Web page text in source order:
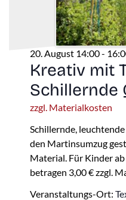
20. August 14:00-
Kreativ mit
Schillernde
zzgl. Materialkosten
Schillernde,
den Martinsumzug
Material. Für Kinder
betragen 3,00 € zzgl.
Veranstaltungs-Ort: